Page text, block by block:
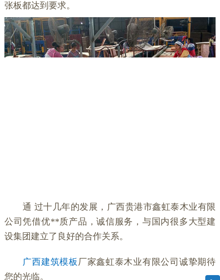
张板都达到要求。
通 过十几年的发展，广西贵港市鑫虹泰木业有限
公司凭借优**质产品，诚信服务，与国内很多大型建
设集团建立了良好的合作关系。
广西建筑模板 厂家鑫虹泰木业有限公司诚挚期待
您的光临。